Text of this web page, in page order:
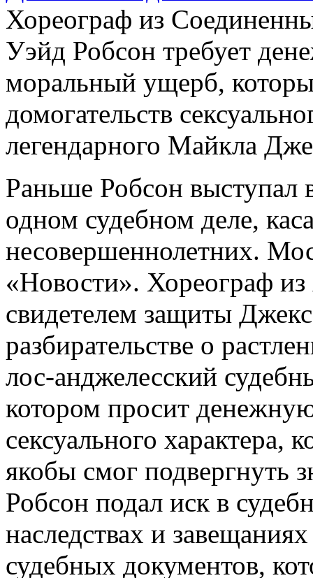
Хореограф из
Уэйд Робсон требует
моральный ущерб,
домогательств
легендарного Майкла
Раньше Робсон выступал
одном судебном деле,
несовершеннолетних.
«Новости». Хореограф
свидетелем защиты
разбирательстве о
лос-анджелесский
котором просит
сексуального характера,
якобы смог подвергнуть
Робсон подал иск в
наследствах и
судебных документов,